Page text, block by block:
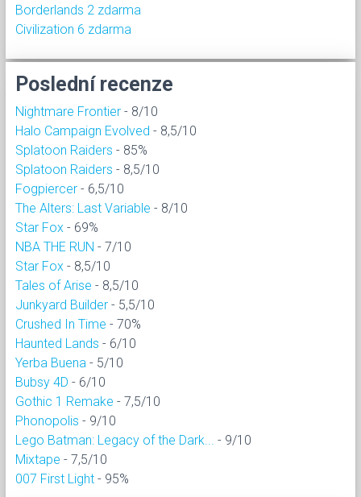
Borderlands 2 zdarma
Civilization 6 zdarma
Poslední recenze
Nightmare Frontier - 8/10
Halo Campaign Evolved - 8,5/10
Splatoon Raiders - 85%
Splatoon Raiders - 8,5/10
Fogpiercer - 6,5/10
The Alters: Last Variable - 8/10
Star Fox - 69%
NBA THE RUN - 7/10
Star Fox - 8,5/10
Tales of Arise - 8,5/10
Junkyard Builder - 5,5/10
Crushed In Time - 70%
Haunted Lands - 6/10
Yerba Buena - 5/10
Bubsy 4D - 6/10
Gothic 1 Remake - 7,5/10
Phonopolis - 9/10
Lego Batman: Legacy of the Dark...
- 9/10
Mixtape - 7,5/10
007 First Light - 95%